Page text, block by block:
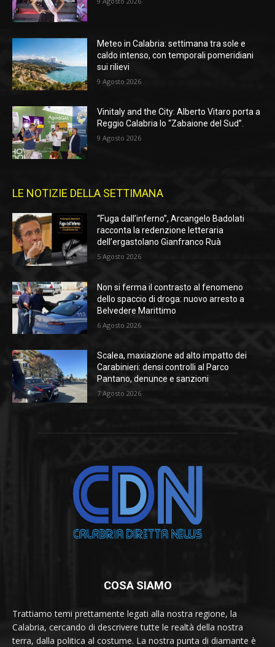
Meteo in Calabria: settimana tra sole e
caldo intenso, con temporali pomeridiani
sui rilievi
9 Agosto 2026
Vinitaly and the City: Alberto Vitaro porta a
Reggio Calabria lo “Zabaione del Sud”.
9 Agosto 2026
LE NOTIZIE DELLA SETTIMANA
“Fuga dall’inferno”, Arcangelo Badolati
racconta la redenzione letteraria
dell’ergastolano Gianfranco Ruà
5 Agosto 2026
Non si ferma il contrasto al fenomeno
dello spaccio di droga: nuovo arresto a
Belvedere Marittimo
6 Agosto 2026
Scalea, maxiazione ad alto impatto dei
Carabinieri: densi controlli al Parco
Pantano, denunce e sanzioni
7 Agosto 2026
COSA SIAMO
Trattiamo temi prettamente legati alla nostra regione, la
Calabria, cercando di descrivere tutte le realtà della nostra
terra, dalla politica al costume. La nostra punta di diamante è